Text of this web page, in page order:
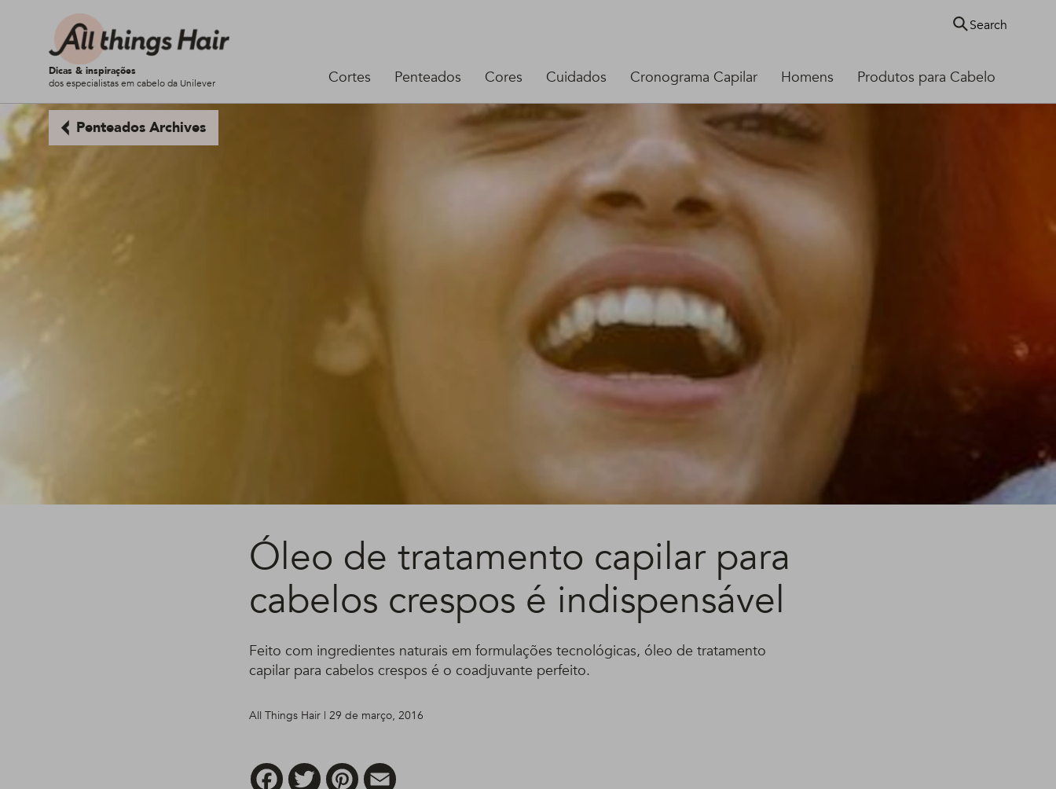
Dicas & inspirações
dos especialistas em cabelo da Unilever
Cortes Penteados Cores Cuidados Cronograma Capilar Homens Produtos para Cabelo
Search
Penteados Archives
Óleo de tratamento capilar para
cabelos crespos é indispensável
Feito com ingredientes naturais em formulações tecnológicas, óleo de tratamento
capilar para cabelos crespos é o coadjuvante perfeito.
All Things Hair | 29 de março, 2016
FacebookTwitter Pinterest